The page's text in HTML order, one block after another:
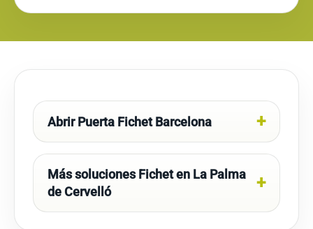
Abrir Puerta Fichet Barcelona
Más soluciones Fichet en La Palma
de Cervelló